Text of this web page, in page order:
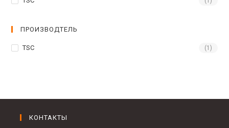
ПРОИЗВОДТЕЛЬ
TSC (1)
КОНТАКТЫ